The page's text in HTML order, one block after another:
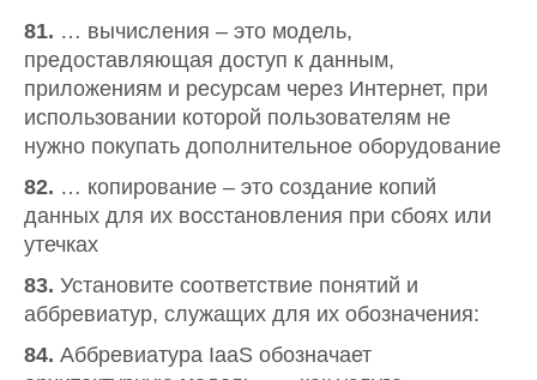
81. … вычисления – это модель,
предоставляющая доступ к данным,
приложениям и ресурсам через Интернет, при
использовании которой пользователям не
нужно покупать дополнительное оборудование
82. … копирование – это создание копий
данных для их восстановления при сбоях или
утечках
83. Установите соответствие понятий и
аббревиатур, служащих для их обозначения:
84. Аббревиатура IaaS обозначает